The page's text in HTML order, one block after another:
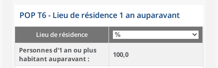
POP T6 - Lieu de résidence 1 an auparavant
Lieu de résidence
Personnes d'1 an ou plus
habitant auparavant :
100,0